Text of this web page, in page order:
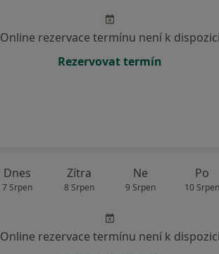
Online rezervace termínu není k dispozici
Rezervovat termín
Dnes
7 Srpen
Zítra
8 Srpen
Ne
9 Srpen
Po
10 Srpen
Online rezervace termínu není k dispozici